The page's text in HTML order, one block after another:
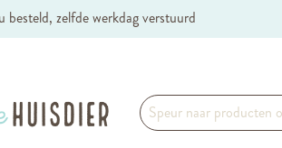
besteld, zelfde werkdag verstuurd